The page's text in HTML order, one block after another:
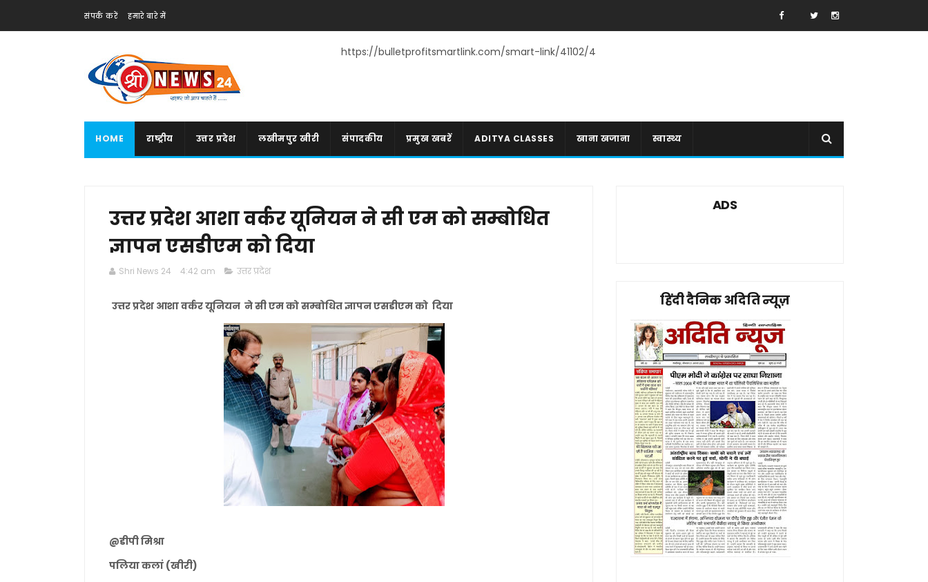
संपर्क करें हमारे बारे में
https://bulletprofitsmartlink.com/smart-link/41102/4
HOME राष्ट्रीय उत्तर प्रदेश लखीमपुर खीरी संपादकीय प्रमुख खबरें ADITYA CLASSES खाना खजाना स्वास्थ्य
उत्तर प्रदेश आशा वर्कर यूनियन ने सी एम को सम्बोधित
ज्ञापन एसडीएम को दिया
Shri News 24 4:42 am उत्तर प्रदेश
उत्तर प्रदेश आशा वर्कर यूनियन ने सी एम को सम्बोधित ज्ञापन एसडीएम को दिया
@डीपी मिश्रा
पलिया कलां (खीरी)
ADS
हिंदी दैनिक अदिति न्यूज़